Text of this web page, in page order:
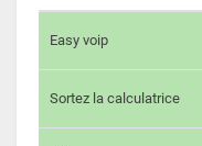
Easy voip
Sortez la calculatrice